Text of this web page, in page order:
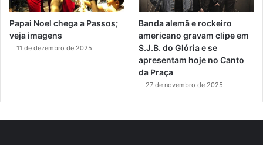
Papai Noel chega a Passos;
veja imagens
11 de dezembro de 2025
Banda alemã e rockeiro
americano gravam clipe em
S.J.B. do Glória e se
apresentam hoje no Canto
da Praça
27 de novembro de 2025